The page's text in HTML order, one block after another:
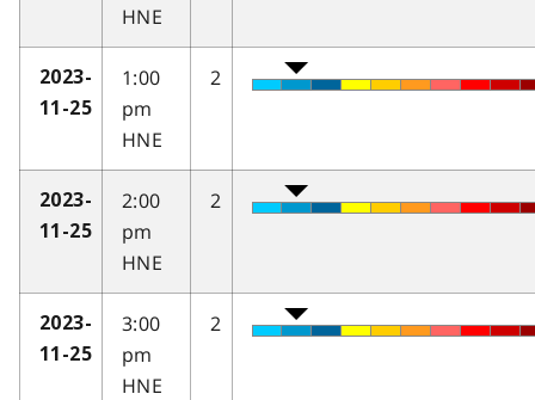
HNE
2023-
11-25
1:00
pm
HNE
2
2023-
11-25
2:00
pm
HNE
2
2023-
11-25
3:00
pm
HNE
2